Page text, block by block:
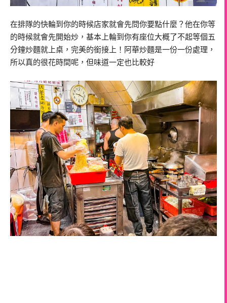
在排隊的快輪到你的時候店家就會先問你要點什麼？他在你等
的時候就會先開始炒，基本上輪到你有座位大概了不起等個五
分鐘炒麵就上桌，完美的銜接上！阿華炒麵是一份一份處理，
所以真的很花時間呢，但味道一定也比較好